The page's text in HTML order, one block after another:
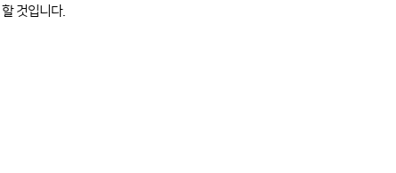
것입니다.